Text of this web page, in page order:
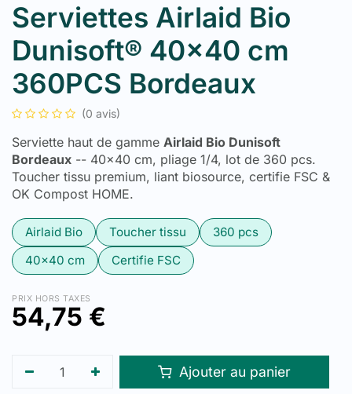
Serviettes Airlaid Bio
Dunisoft® 40x40 cm
360PCS Bordeaux
(0 avis)
Serviette haut de gamme Airlaid Bio Dunisoft
Bordeaux -- 40x40 cm, pliage 1/4, lot de 360 pcs.
Toucher tissu premium, liant biosource, certifie FSC &
OK Compost HOME.
Airlaid Bio Toucher tissu
360 pcs
40x40 cm
Certifie FSC
PRIX HORS TAXES
54,75 €
Ajouter au panier